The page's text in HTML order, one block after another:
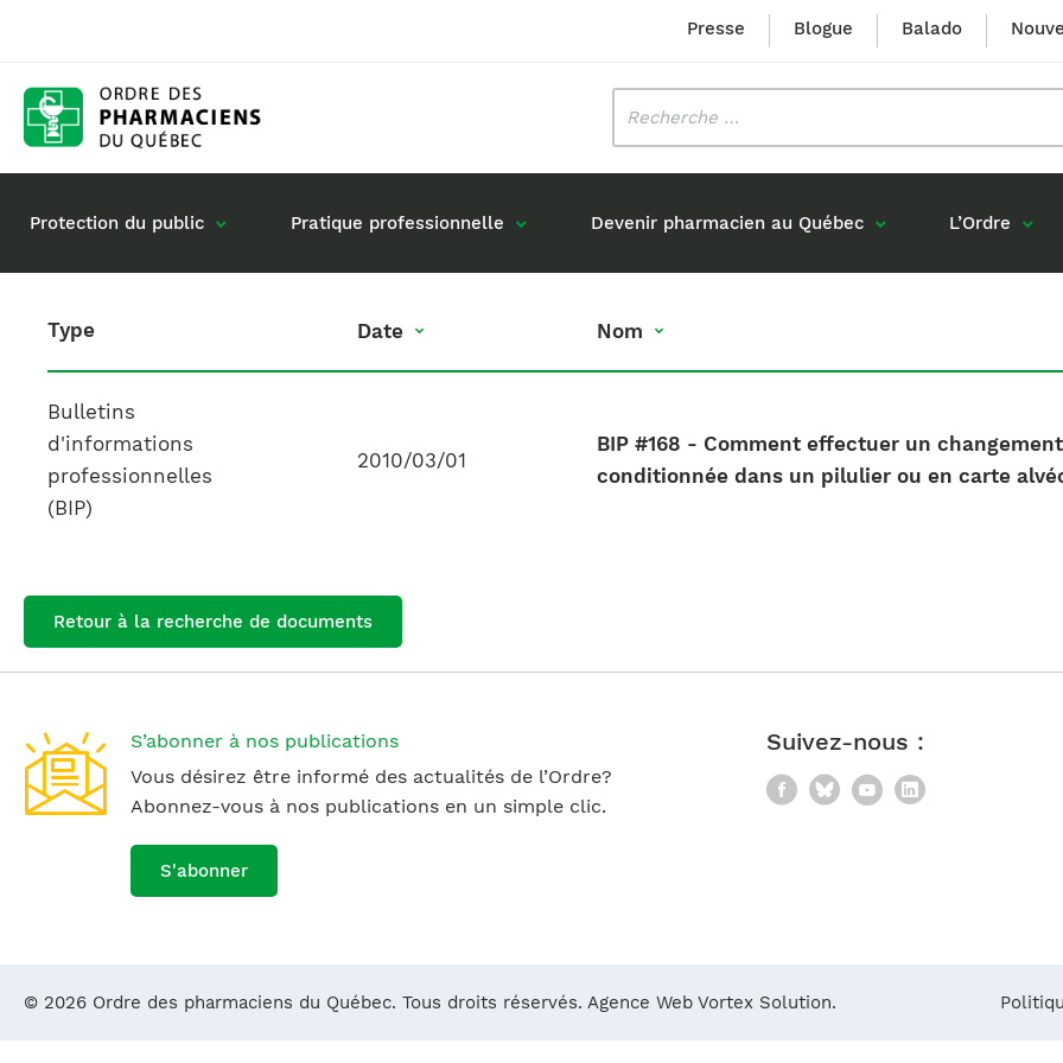
Presse Blogue Balado
Protection du public Pratique professionnelle
Gestion de mon dossier
Commande de matériel
Devenir pharmacien au Québec
Étudiants formés au Québec
ou pharmaciens canadiens
Diplômés en France
L’Ordre
Mission et valeurs
Type Date
Date Nom
Nom
Bulletins
d'informations
professionnelles
(BIP)
2010/03/01
BIP #168 - Comment effectuer un
conditionnée dans un pilulier ou en carte
Retour à la recherche de documents
S’abonner à nos publications
Vous désirez être informé des actualités de l’Ordre?
Abonnez-vous à nos publications en un simple clic.
S'abonner
Suivez-nous :
Facebook
BlueskyYouTube
LinkedIn
© 2026 Ordre des pharmaciens du Québec. Tous droits réservés. Agence Web Vortex Solution.